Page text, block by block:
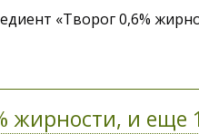
«Творог 0,6%
жирности, и еще